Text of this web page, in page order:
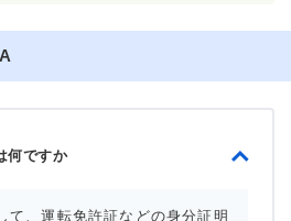
何ですか
て、運転免許証などの身分証明